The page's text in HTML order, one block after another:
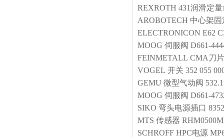
REXROTH 431润滑定
AROBOTECH 中心架固
ELECTRONICON E62
MOOG 伺服阀 D661-
FEINMETALL CMA刀
VOGEL 开关 352 055
GEMU 微型气动阀
MOOG 伺服阀 D661-
SIKO 弯头电源插口
MTS 传感器
SCHROFF HPC电源